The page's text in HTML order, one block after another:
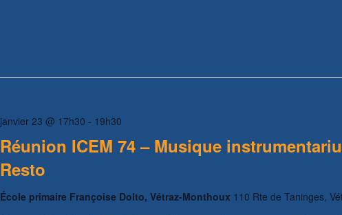
Réunion ICEM 74 – Musique
Resto
janvier 23 @ 17h30 - 19h30
École primaire Françoise Dolto, Vétraz-Monthoux 110 Rte de Taninges,